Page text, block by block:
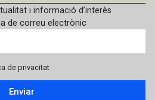
i informació d’interès
de correu electrònic
de privacitat
Enviar